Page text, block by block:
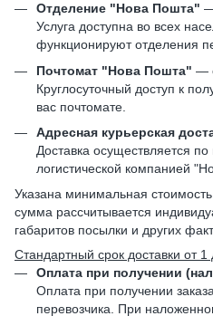
Отделение "Нова Пошта" —
Услуга доступна во всех
функционируют отделения
Почтомат "Нова Пошта" —
Круглосуточный доступ к
вас почтомате.
Адресная курьерская
Доставка осуществляется
логистической компанией
Указана минимальная стоимость
сумма рассчитывается
габаритов посылки и других
Стандартный срок доставки от
Оплата при получении
Оплата при получении
перевозчика. При